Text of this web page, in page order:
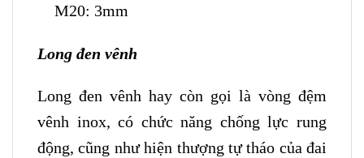
M20: 3mm
Long đen vênh
Long đen vênh hay còn gọi là vòng đệm
vênh inox, có chức năng chống lực rung
động, cũng như hiện thượng tự tháo của đai